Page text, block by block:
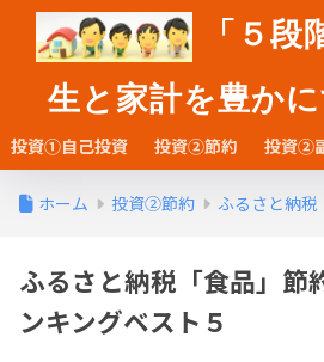
「５段
生と家計を豊か
投資①自己投資 投資②節約 投資②
ホーム 投資②節約 ふるさと納税
ふるさと納税「食品」節
ンキングベスト５